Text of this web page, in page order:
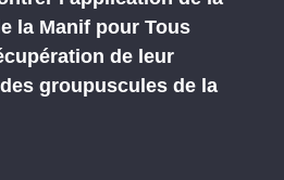
la Manif pour Tous
de leur
groupuscules de la